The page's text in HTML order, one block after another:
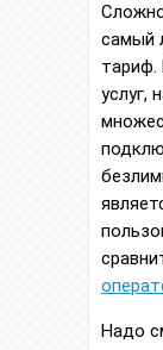
самый
тариф.
услуг,
Надо